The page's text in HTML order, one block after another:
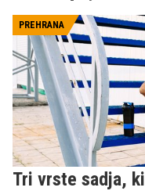
PREHRANA
Tri vrste sadja,